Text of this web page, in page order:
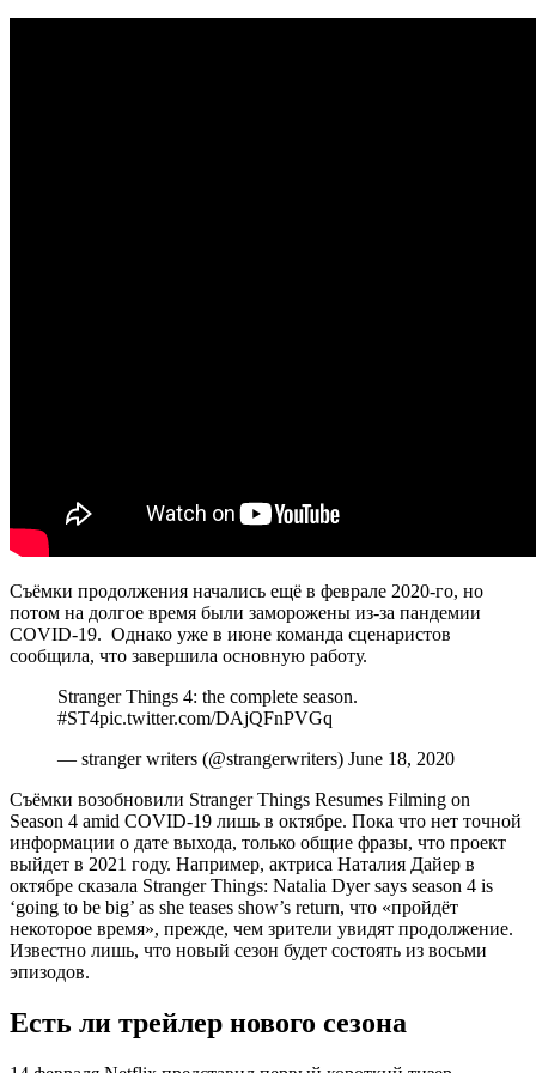
Съёмки продолжения начались ещё в феврале 2020-го, но
потом на долгое время были заморожены из-за пандемии
COVID-19. Однако уже в июне команда сценаристов
сообщила, что завершила основную работу.
Stranger Things 4: the complete season.
#ST4pic.twitter.com/DAjQFnPVGq
— stranger writers (@strangerwriters) June 18, 2020
Съёмки возобновили Stranger Things Resumes Filming on
Season 4 amid COVID-19 лишь в октябре. Пока что нет точной
информации о дате выхода, только общие фразы, что проект
выйдет в 2021 году. Например, актриса Наталия Дайер в
октябре сказала Stranger Things: Natalia Dyer says season 4 is
‘going to be big’ as she teases show’s return, что «пройдёт
некоторое время», прежде, чем зрители увидят продолжение.
Известно лишь, что новый сезон будет состоять из восьми
эпизодов.
Есть ли трейлер нового сезона